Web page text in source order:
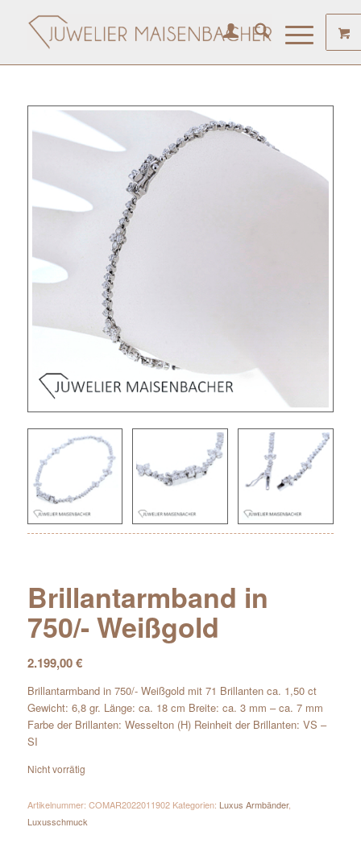
Brillantarmband in
750/- Weißgold
2.199,00€
Brillantarmband in 750/- Weißgold mit 71 Brillanten ca. 1,50 ct
Gewicht: 6,8 gr. Länge: ca. 18 cm Breite: ca. 3 mm – ca. 7 mm
Farbe der Brillanten: Wesselton (H) Reinheit der Brillanten: VS –
SI
Nicht vorrätig
Artikelnummer: COMAR2022011902 Kategorien: Luxus Armbänder,
Luxusschmuck